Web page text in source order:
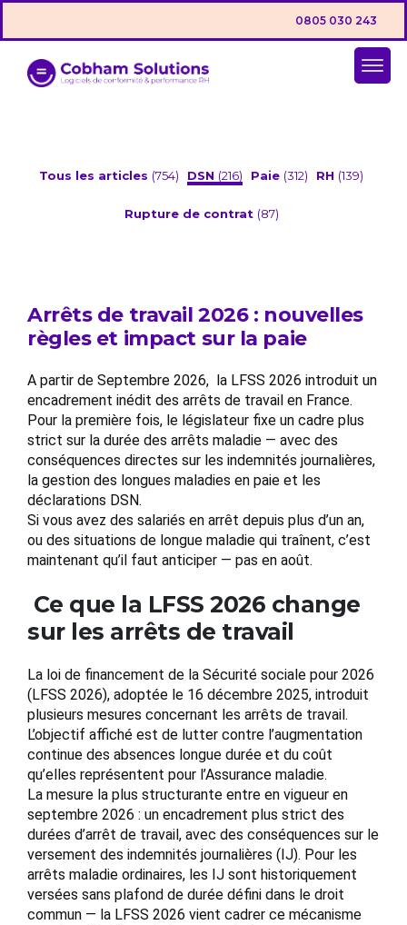
0805 030 243
Tous les articles (754) DSN (216) Paie (312) RH (139)
Rupture de contrat (87)
Arrêts de travail 2026 : nouvelles
règles et impact sur la paie
A partir de Septembre 2026, la LFSS 2026 introduit un
encadrement inédit des arrêts de travail en France.
Pour la première fois, le législateur fixe un cadre plus
strict sur la durée des arrêts maladie — avec des
conséquences directes sur les indemnités journalières,
la gestion des longues maladies en paie et les
déclarations DSN.
Si vous avez des salariés en arrêt depuis plus d’un an,
ou des situations de longue maladie qui traînent, c’est
maintenant qu’il faut anticiper — pas en août.
Ce que la LFSS 2026 change
sur les arrêts de travail
La loi de financement de la Sécurité sociale pour 2026
(LFSS 2026), adoptée le 16 décembre 2025, introduit
plusieurs mesures concernant les arrêts de travail.
L’objectif affiché est de lutter contre l’augmentation
continue des absences longue durée et du coût
qu’elles représentent pour l’Assurance maladie.
La mesure la plus structurante entre en vigueur en
septembre 2026 : un encadrement plus strict des
durées d’arrêt de travail, avec des conséquences sur le
versement des indemnités journalières (IJ). Pour les
arrêts maladie ordinaires, les IJ sont historiquement
versées sans plafond de durée défini dans le droit
commun — la LFSS 2026 vient cadrer ce mécanisme